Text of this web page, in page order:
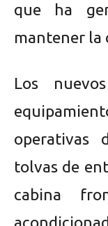
que ha
mantener la
Los
operativas
tolvas de
cabina